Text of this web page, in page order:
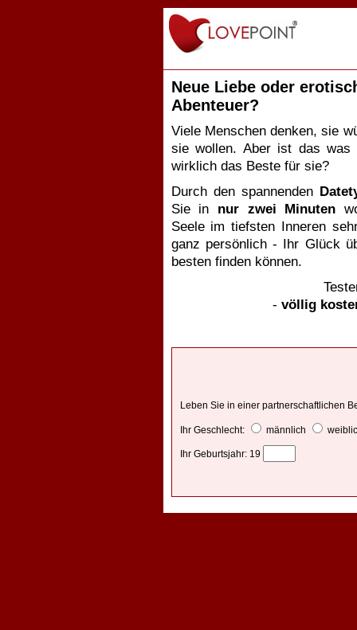
Neue Liebe oder
Abenteuer?
Viele Menschen denken, sie
sie wollen. Aber ist das was
wirklich das Beste für sie?
Durch den spannenden
Sie in nur zwei Minuten
Seele im tiefsten Inneren
ganz persönlich - Ihr Glück
besten finden können.
- völlig
Leben Sie in einer partnerschaftlichen
Ihr Geschlecht: männlich
Ihr Geburtsjahr: 19